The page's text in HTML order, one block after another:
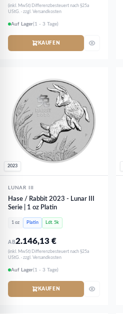
(inkl. MwSt) Differenzbesteuert nach §25a
UStG. · zzgl. Versandkosten
Auf Lager(1 - 3 Tage)
KAUFEN
2023
LUNAR III
Hase / Rabbit 2023 - Lunar III
Serie | 1 oz Platin
1 oz Platin Ldt. 5k
AB2.146,13€
(inkl. MwSt) Differenzbesteuert nach §25a
UStG. · zzgl. Versandkosten
Auf Lager(1 - 3 Tage)
KAUFEN